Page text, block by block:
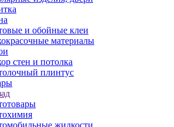
и обойные клеи
материалы
стен и потолка
плинтус
жидкости